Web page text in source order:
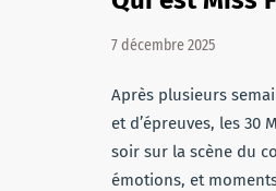
7 décembre 2025
Après plusieurs
et d’épreuves, les 30
soir sur la scène du
émotions, et